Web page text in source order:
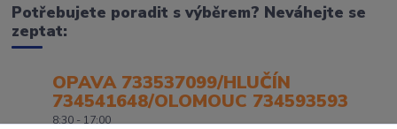
Potřebujete poradit s výběrem? Neváhejte se
zeptat:
OPAVA 733537099/HLUČÍN
734541648/OLOMOUC 734593593
8:30 - 17:00